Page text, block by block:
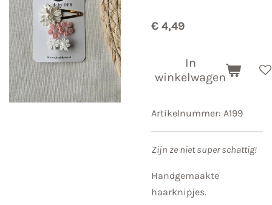
€ 4,49
In
winkelwagen
Artikelnummer: A199
Zijn ze niet super schattig!
Handgemaakte
haarknipjes.